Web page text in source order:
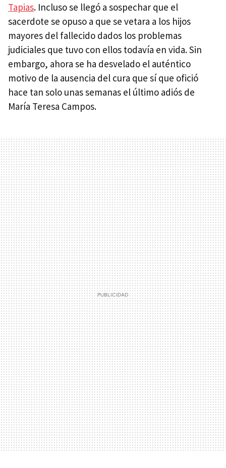
Tapias. Incluso se llegó a sospechar que el
sacerdote se opuso a que se vetara a los hijos
mayores del fallecido dados los problemas
judiciales que tuvo con ellos todavía en vida. Sin
embargo, ahora se ha desvelado el auténtico
motivo de la ausencia del cura que sí que ofició
hace tan solo unas semanas el último adiós de
María Teresa Campos.